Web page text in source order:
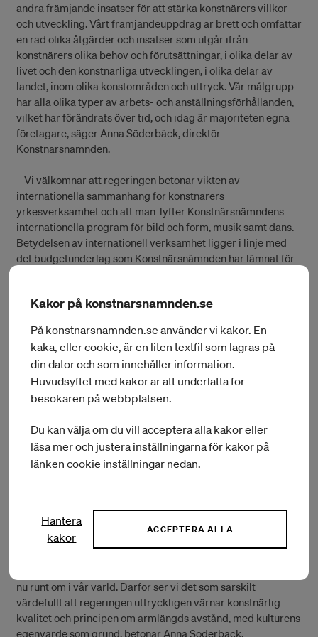
andra främjande insatser för att stärka konstnärers villkor
och utveckling. Vårt främjandeuppdrag är brett och omfattar
en rad olika åtgärder och insatser som utgår ifrån
konstnärers olika behov och förutsättningar, i olika delar av
livet och den konstnärliga utvecklingen, i olika delar av
landet, inom olika konstområden och uttryck. Vår målgrupp
har alla olika typer av arbets- och anställningsförhållanden,
vilket har förändrats över tid, och idag är majoriteten egna
företagare, säger Anna Söderbäck, direktör
Konstnärsnämnden.
– Vi välkomnar att regeringen betonar vikten av
internationella sammanhang för konstnärers
yrkesverksamhet och att man lyfter Konstnärsnämndens
internationella program för bild och form, musik samt dans.
Betydelsen av internationell verksamhet ligger i linje med
det budgetunderlag som Konstnärsnämnden har lämnat för
Det här går alltså hand i hand med regeringens skrivelse
Pernilla Högström avdelningschef, Avdelningen för
stipendier och internationella program.
Betydelsefullt är att regeringen i skrivelsen framhåller både
myndighetens analysuppdrag och uppdraget att sprida
Konstnärsnämnden förväntas även i framtiden ha en central
roll som kunskapsmyndighet på området. Aktuell och
relevant kunskap är inte minst viktig i tvärsektoriell
integrerad del av samhället och dess utveckling i stort.
– I en tid när samhället står inför nya och stora utmaningar, är
nu runt om i vår värld. Därför ser vi det som särskilt
värdefullt att regeringen uttryckligen värnar konstnärlig
kvalitet och principen om armlängds avstånd, med kulturens
egenvärde som grund, betonar Anna Söderbäck.
Kakor på konstnarsnamnden.se
På konstnarsnamnden.se använder vi kakor. En
kaka, eller cookie, är en liten textfil som lagras på
din dator och som innehåller information.
Huvudsyftet med kakor är att underlätta för
besökaren på webbplatsen.
Du kan välja om du vill acceptera alla kakor eller
läsa mer och justera inställningarna för kakor på
länken cookie inställningar nedan.
Hantera
kakor
ACCEPTERA ALLA